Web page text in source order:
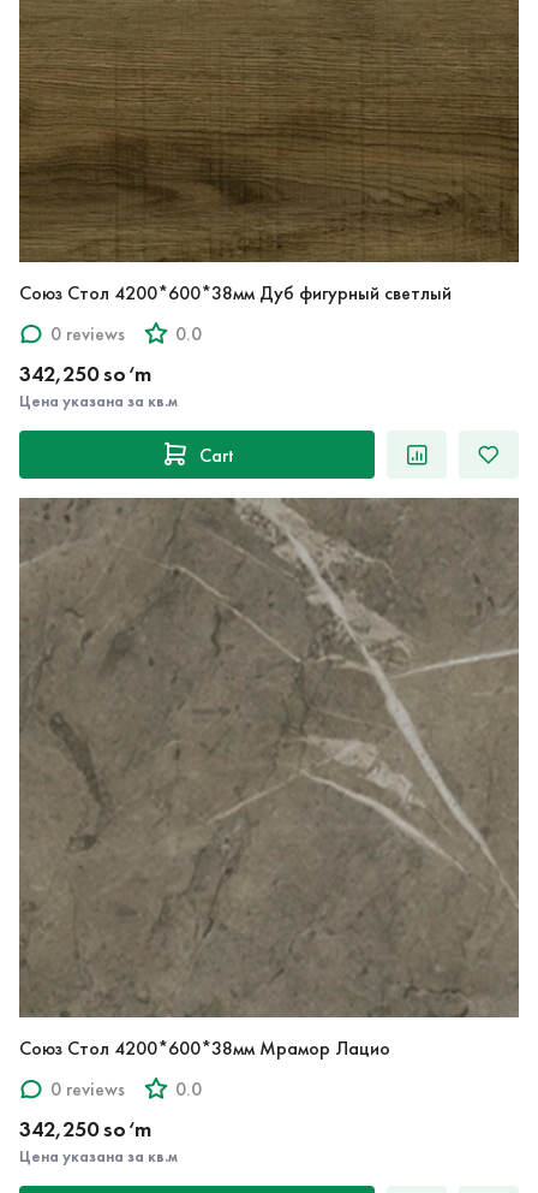
Союз Стол 4200*600*38мм Дуб фигурный светлый
0 reviews
0.0
342,250 so‘m
Цена указана за кв.м
Cart
Союз Стол 4200*600*38мм Мрамор Лацио
0 reviews
0.0
342,250 so‘m
Цена указана за кв.м